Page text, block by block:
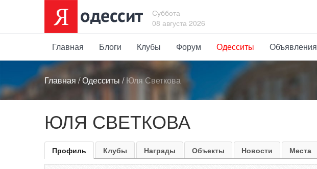
Суббота
08 августа 2026
Главная Блоги Клубы Форум Одесситы Объявления
Главная /Одесситы /Юля Светкова
ЮЛЯ СВЕТКОВА
Профиль Клубы Награды Объекты Новости Места